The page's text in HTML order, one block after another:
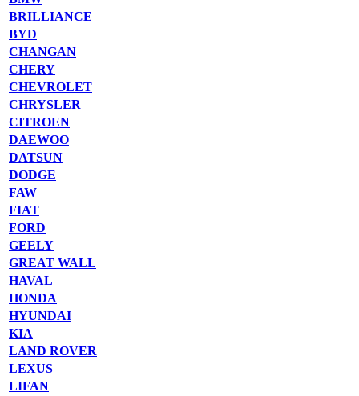
BRILLIANCE
BYD
CHANGAN
CHERY
CHEVROLET
CHRYSLER
CITROEN
DAEWOO
DATSUN
DODGE
FAW
FIAT
FORD
GEELY
GREAT WALL
HAVAL
HONDA
HYUNDAI
KIA
LAND ROVER
LEXUS
LIFAN